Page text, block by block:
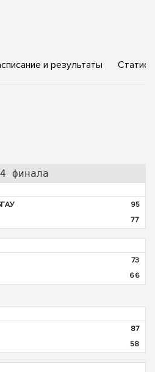
и результаты
финала
95
77
73
66
87
58